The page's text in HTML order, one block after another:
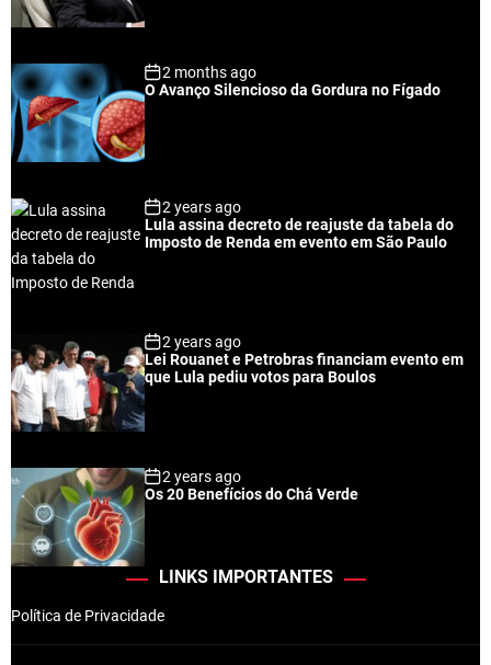
r
2 months ago
O Avanço Silencioso da Gordura no Fígado
2 years ago
Lula assina decreto de reajuste da tabela do
Imposto de Renda em evento em São Paulo
2 years ago
Lei Rouanet e Petrobras financiam evento em
que Lula pediu votos para Boulos
2 years ago
Os 20 Benefícios do Chá Verde
LINKS IMPORTANTES
Política de Privacidade